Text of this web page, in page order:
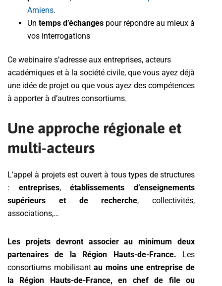
Amiens.
Un temps d’échanges pour répondre au mieux à
vos interrogations
Ce webinaire s’adresse aux entreprises, acteurs
académiques et à la société civile, que vous ayez déjà
une idée de projet ou que vous ayez des compétences
à apporter à d’autres consortiums.
Une approche régionale et
multi-acteurs
L’appel à projets est ouvert à tous types de structures
: entreprises,établissements d’enseignements
supérieurs et de recherche, collectivités,
associations,…
Les projets devront associer au minimum deux
partenaires de la Région Hauts-de-France.
Les
consortiums mobilisantau moins une entreprise de
la Région Hauts-de-France, en chef de file ou